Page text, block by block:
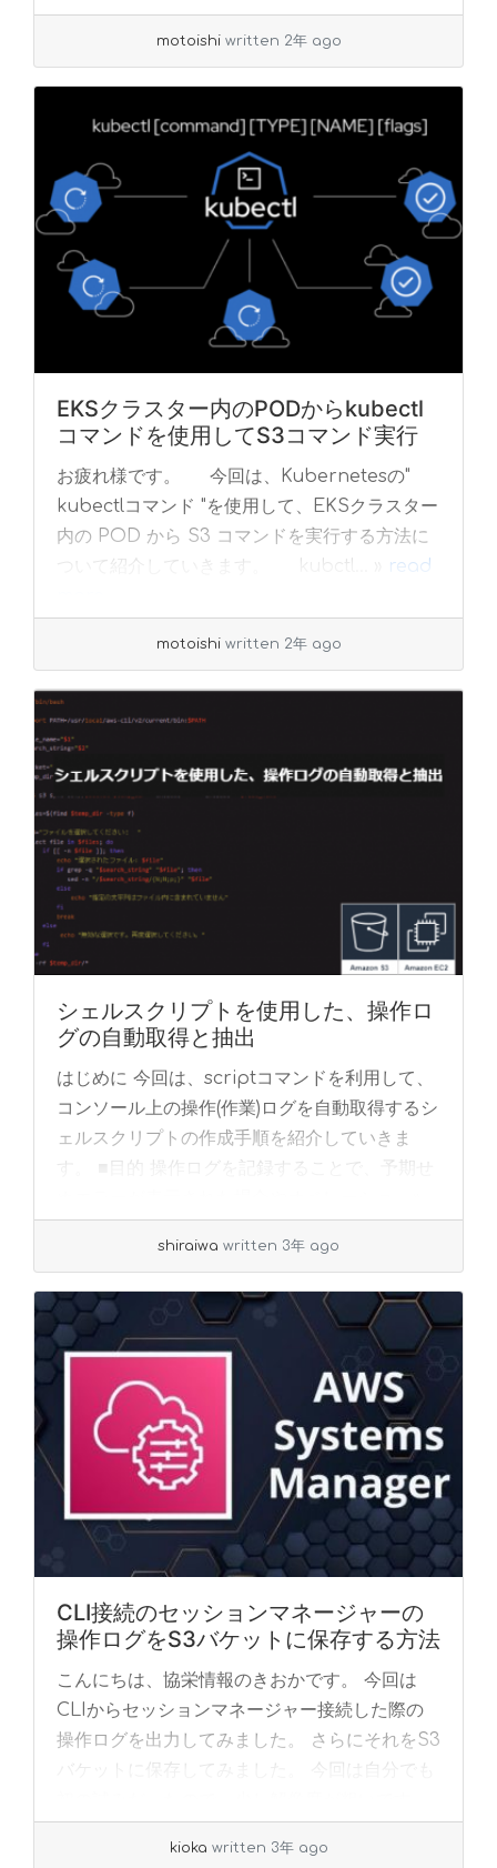
read more
motoishi written 2年 ago
EKSクラスター内のPODからkubectl
コマンドを使用してS3コマンド実行
お疲れ様です。 今回は、Kubernetesの"
kubectlコマンド "を使用して、EKSクラスター
内の POD から S3 コマンドを実行する方法に
ついて紹介していきます。 kubctl... »
read
motoishi written 2年 ago
シェルスクリプトを使用した、操作ロ
グの自動取得と抽出
はじめに 今回は、scriptコマンドを利用して、
コンソール上の操作(作業)ログを自動取得するシ
ェルスクリプトの作成手順を紹介していきま
す。 ■目的 操作ログを記録することで、予期せ
shiraiwa written 3年 ago
CLI接続のセッションマネージャーの
操作ログをS3バケットに保存する方法
こんにちは、協栄情報のきおかです。 今回は
CLIからセッションマネージャー接続した際の
操作ログを出力してみました。 さらにそれをS3
バケットに保存してみました。 今回は自分でも
kioka written 3年 ago